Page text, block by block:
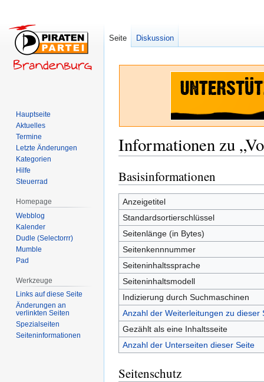
Informationen zu
Zur
Navigation
springen
Zur
Suche
springen
Basisinformationen
Anzeigetitel
Standardsortierschlüssel
Seitenlänge (in Bytes)
Seitenkennnummer
Seiteninhaltssprache
Seiteninhaltsmodell
Indizierung durch Suchmaschinen
Anzahl der Weiterleitungen zu dieser
Gezählt als eine Inhaltsseite
Anzahl der Unterseiten dieser Seite
Seitenschutz
Seite Diskussion
Hauptseite
Aktuelles
Termine
Letzte Änderungen
Kategorien
Hilfe
Steuerrad
Homepage
Webblog
Kalender
Dudle (Selectorrr)
Mumble
Pad
Werkzeuge
Links auf diese Seite
Änderungen an
verlinkten Seiten
Spezialseiten
Seiten­­informationen